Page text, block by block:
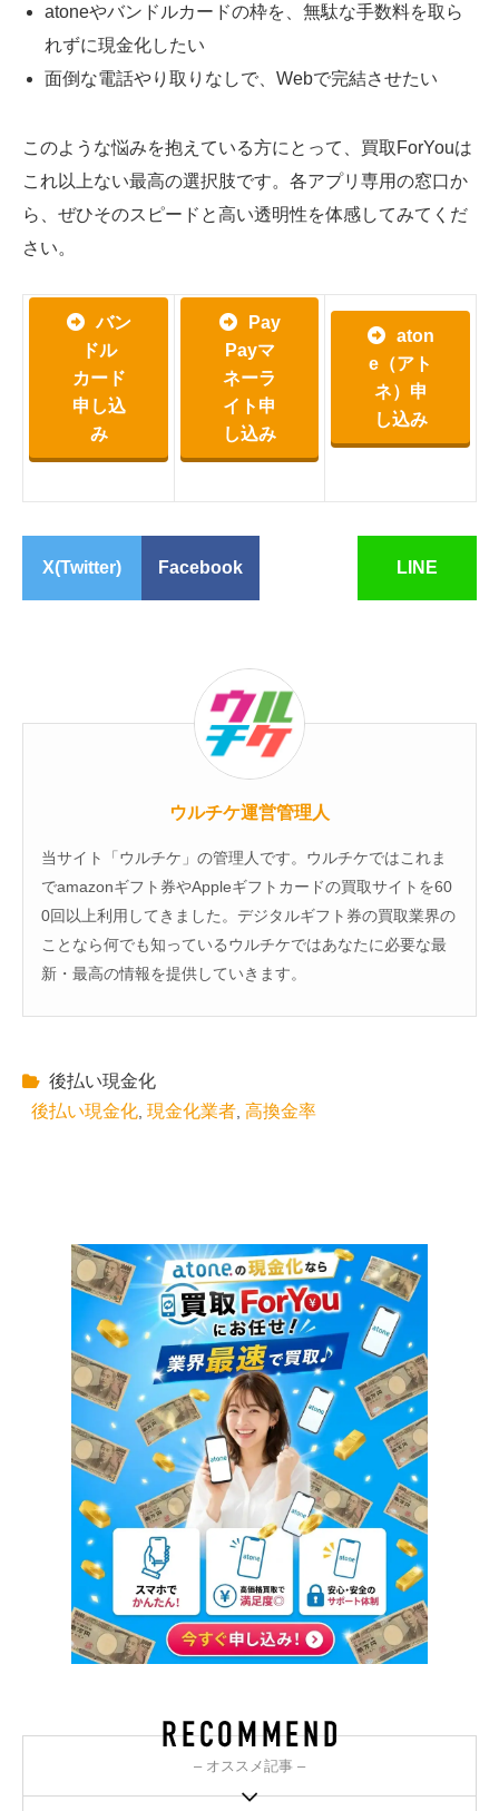
atoneやバンドルカードの枠を、無駄な手数料を取ら
れずに現金化したい
面倒な電話やり取りなしで、Webで完結させたい
このような悩みを抱えている方にとって、買取ForYouは
これ以上ない最高の選択肢です。各アプリ専用の窓口か
ら、ぜひそのスピードと高い透明性を体感してみてくだ
さい。
バン
ドル
カード
申し込
み
Pay
Payマ
ネーラ
イト申
し込み
aton
e（アト
ネ）申
し込み
X(Twitter) Facebook LINE
ウルチケ運営管理人
当サイト「ウルチケ」の管理人です。ウルチケではこれま
でamazonギフト券やAppleギフトカードの買取サイトを60
0回以上利用してきました。デジタルギフト券の買取業界の
ことなら何でも知っているウルチケではあなたに必要な最
新・最高の情報を提供していきます。
後払い現金化
後払い現金化 現金化業者 高換金率
– オススメ記事 –